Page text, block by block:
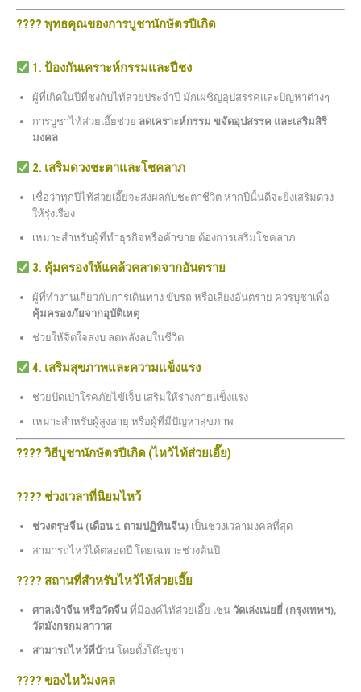
???? พุทธคุณของการบูชานักษัตรปีเกิด
1. ป้องกันเคราะห์กรรมและปีชง
ผู้ที่เกิดในปีที่ชงกับไท้ส่วยประจำปี มักเผชิญอุปสรรคและปัญหาต่างๆ
การบูชาไท้ส่วยเอี๊ยช่วย ลดเคราะห์กรรม ขจัดอุปสรรค และเสริมสิริ
มงคล
2. เสริมดวงชะตาและโชคลาภ
เชื่อว่าทุกปีไท้ส่วยเอี๊ยจะส่งผลกับชะตาชีวิต หากปีนั้นดีจะยิ่งเสริมดวง
ให้รุ่งเรือง
เหมาะสำหรับผู้ที่ทำธุรกิจหรือค้าขาย ต้องการเสริมโชคลาภ
3. คุ้มครองให้แคล้วคลาดจากอันตราย
ผู้ที่ทำงานเกี่ยวกับการเดินทาง ขับรถ หรือเสี่ยงอันตราย ควรบูชาเพื่อ
คุ้มครองภัยจากอุบัติเหตุ
ช่วยให้จิตใจสงบ ลดพลังลบในชีวิต
4. เสริมสุขภาพและความแข็งแรง
ช่วยปัดเป่าโรคภัยไข้เจ็บ เสริมให้ร่างกายแข็งแรง
เหมาะสำหรับผู้สูงอายุ หรือผู้ที่มีปัญหาสุขภาพ
???? วิธีบูชานักษัตรปีเกิด (ไหว้ไท้ส่วยเอี๊ย)
???? ช่วงเวลาที่นิยมไหว้
ช่วงตรุษจีน (เดือน 1 ตามปฏิทินจีน) เป็นช่วงเวลามงคลที่สุด
สามารถไหว้ได้ตลอดปี โดยเฉพาะช่วงต้นปี
???? สถานที่สำหรับไหว้ไท้ส่วยเอี๊ย
ศาลเจ้าจีน หรือวัดจีน ที่มีองค์ไท้ส่วยเอี๊ย เช่น วัดเล่งเน่ยยี่ (กรุงเทพฯ),
วัดมังกรกมลาวาส
สามารถไหว้ที่บ้าน โดยตั้งโต๊ะบูชา
???? ของไหว้มงคล